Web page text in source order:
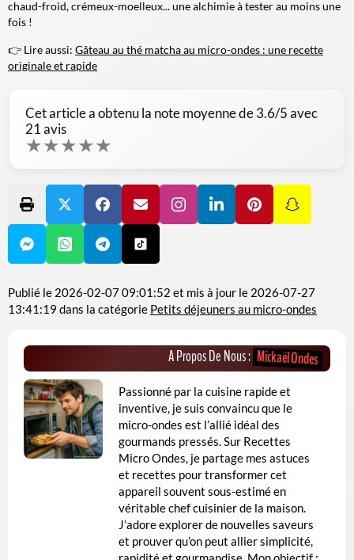
chaud-froid, crémeux-moelleux... une alchimie à tester au moins une
fois !
👉 Lire aussi: Gâteau au thé matcha au micro-ondes : une recette
originale et rapide
Cet article a obtenu la note moyenne de3.6/5 avec
21avis
★★★★★
Publié le 2026-02-07 09:01:52 et mis à jour le 2026-07-27
13:41:19 dans la catégorie Petits déjeuners au micro-ondes
A Propos De Nous : Mickaël Ondes
Passionné par la cuisine rapide et
inventive, je suis convaincu que le
micro-ondes est l’allié idéal des
gourmands pressés. Sur Recettes
Micro Ondes, je partage mes astuces
et recettes pour transformer cet
appareil souvent sous-estimé en
véritable chef cuisinier de la maison.
J’adore explorer de nouvelles saveurs
et prouver qu’on peut allier simplicité,